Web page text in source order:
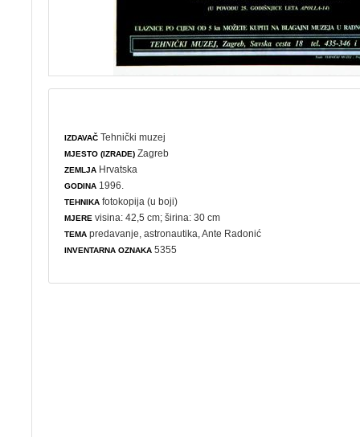
IZDAVAČ Tehnički muzej
MJESTO (IZRADE) Zagreb
ZEMLJA Hrvatska
GODINA 1996.
TEHNIKA fotokopija (u boji)
MJERE visina: 42,5 cm; širina: 30 cm
TEMA predavanje ,astronautika , Ante Radonić
INVENTARNA OZNAKA 5355